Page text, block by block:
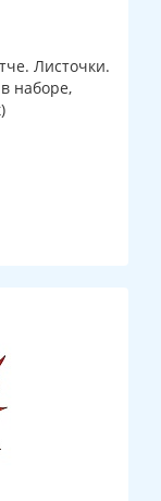
Листочки.
наборе,